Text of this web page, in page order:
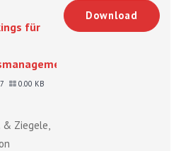
für
0.00 KB
& Ziegele,
Download